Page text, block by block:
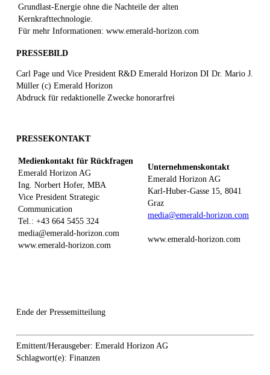
Grundlast-Energie ohne die Nachteile der alten
Kernkrafttechnologie.
Für mehr Informationen: www.emerald-horizon.com
PRESSEBILD
Carl Page und Vice President R&D Emerald Horizon DI Dr. Mario J.
Müller (c) Emerald Horizon
Abdruck für redaktionelle Zwecke honorarfrei
PRESSEKONTAKT
Medienkontakt für Rückfragen
Emerald Horizon AG
Ing. Norbert Hofer, MBA
Vice President Strategic
Communication
Tel.: +43 664 5455 324
media@emerald-horizon.com
www.emerald-horizon.com
Unternehmenskontakt
Emerald Horizon AG
Karl-Huber-Gasse 15, 8041
Graz
media@emerald-horizon.com
www.emerald-horizon.com
Ende der Pressemitteilung
Emittent/Herausgeber: Emerald Horizon AG
Schlagwort(e): Finanzen